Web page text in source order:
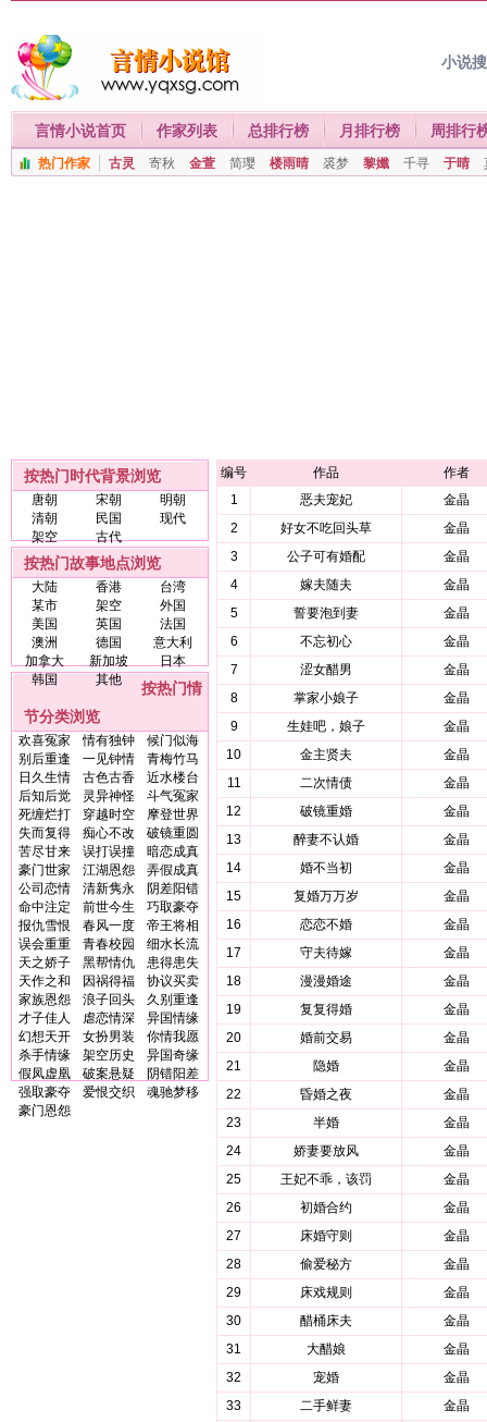
小说
言情小说首页 作家列表 总排行榜 月排行榜 周排行
热门作家 古灵 寄秋 金萱 简璎 楼雨晴 裘梦 黎孅 千寻 于晴
按热门时代背景浏览
唐朝 宋朝
明朝
清朝
民国
现代
架空
古代
按热门故事地点浏览
大陆 香港
台湾
某市
架空
外国
美国
英国
法国
澳洲
德国
意大利
加拿大
新加坡
日本
韩国
其他
按热门情
节分类浏览
欢喜冤家 情有独钟
候门似海
别后重逢
一见钟情
青梅竹马
日久生情
古色古香
近水楼台
后知后觉
灵异神怪
斗气冤家
死缠烂打
穿越时空
摩登世界
失而复得
痴心不改
破镜重圆
苦尽甘来
误打误撞
暗恋成真
豪门世家
江湖恩怨
弄假成真
公司恋情
清新隽永
阴差阳错
命中注定
前世今生
巧取豪夺
报仇雪恨
春风一度
帝王将相
误会重重
青春校园
细水长流
天之娇子
黑帮情仇
患得患失
天作之和
因祸得福
协议买卖
家族恩怨
浪子回头
久别重逢
才子佳人
虐恋情深
异国情缘
幻想天开
女扮男装
你情我愿
杀手情缘
架空历史
异国奇缘
假凤虚凰
破案悬疑
阴错阳差
强取豪夺
爱恨交织
魂驰梦移
豪门恩怨
编号 作品
作者
1
恶夫宠妃
金晶
2
好女不吃回头草
金晶
3
公子可有婚配
金晶
4
嫁夫随夫
金晶
5
誓要泡到妻
金晶
6
不忘初心
金晶
7
涩女醋男
金晶
8
掌家小娘子
金晶
9
生娃吧，娘子
金晶
10
金主贤夫
金晶
11
二次情债
金晶
12
破镜重婚
金晶
13
醉妻不认婚
金晶
14
婚不当初
金晶
15
复婚万万岁
金晶
16
恋恋不婚
金晶
17
守夫待嫁
金晶
18
漫漫婚途
金晶
19
复复得婚
金晶
20
婚前交易
金晶
21
隐婚
金晶
22
昏婚之夜
金晶
23
半婚
金晶
24
娇妻要放风
金晶
25
王妃不乖，该罚
金晶
26
初婚合约
金晶
27
床婚守则
金晶
28
偷爱秘方
金晶
29
床戏规则
金晶
30
醋桶床夫
金晶
31
大醋娘
金晶
32
宠婚
金晶
33
二手鲜妻
金晶